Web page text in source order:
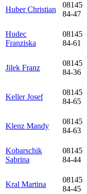
Huber Christian
08145
84-47
Hudec
Franziska
08145
84-61
Jilek Franz
08145
84-36
Keller Josef
08145
84-65
Klenz Mandy
08145
84-63
Kobarschik
Sabrina
08145
84-44
Kral Martina
08145
84-45